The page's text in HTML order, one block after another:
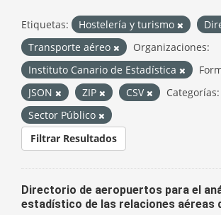
Etiquetas: Hostelería y turismo
Transporte aéreo
Organizaciones:
Instituto Canario de Estadística
JSON
ZIP CSV Categorías:
Sector Público
Filtrar Resultados
Directorio de aeropuertos para el
estadístico de las relaciones aéreas